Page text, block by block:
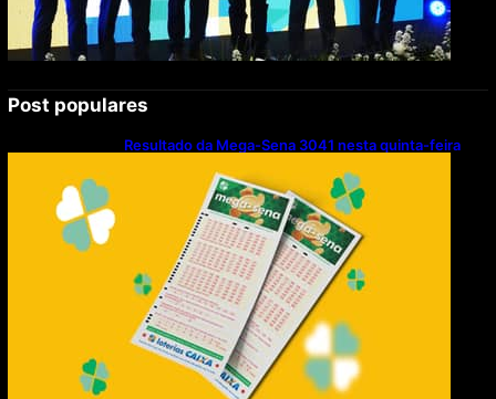
Post populares
Resultado da Mega-Sena 3041 nesta quinta-feira